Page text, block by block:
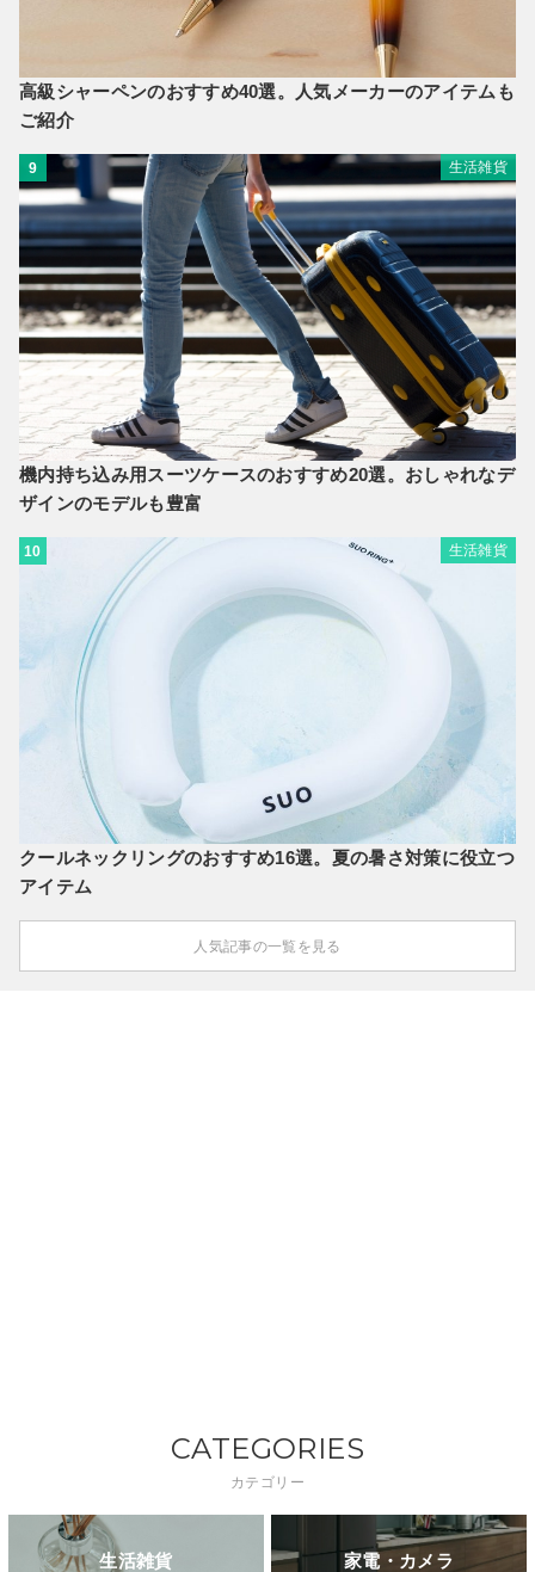
高級シャーペンのおすすめ40選。人気メーカーのアイテムも
ご紹介
9 生活雑貨
機内持ち込み用スーツケースのおすすめ20選。おしゃれなデ
ザインのモデルも豊富
10 生活雑貨
クールネックリングのおすすめ16選。夏の暑さ対策に役立つ
アイテム
人気記事の一覧を見る
CATEGORIES
カテゴリー
生活雑貨 家電・カメラ